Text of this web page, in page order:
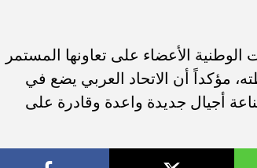
الأعضاء على تعاونها المستمر
مؤكداً أن الاتحاد العربي يضع في
أجيال جديدة واعدة وقادرة على